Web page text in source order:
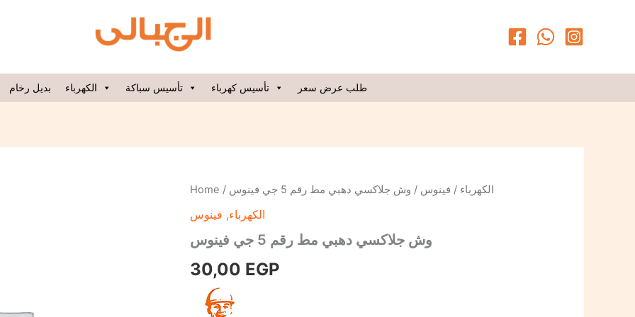
بديل رخام الكهرباء تأسيس سباكة تأسيس كهرباء طلب عرض سعر
Home / الكهرباء / فينوس / وش جلاكسي دهبي مط رقم 5 جي فينوس
الكهرباء, فينوس
وش جلاكسي دهبي مط رقم 5 جي فينوس
30,00 EGP
وش
دهبي
رقم
جي
فينوس
quantity